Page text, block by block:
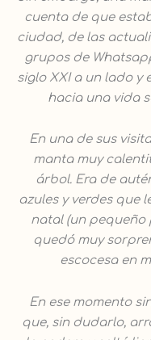
cuenta de que
ciudad, de las
grupos de
siglo XXI a un lado y
hacia una vida
En una de sus
manta muy
árbol. Era de
azules y verdes que
natal (un pequeño
quedó muy
escocesa en
En ese momento
que, sin dudarlo,